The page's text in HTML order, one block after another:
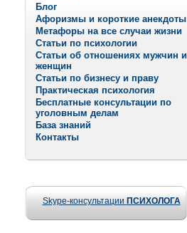
Блог
Афоризмы и короткие анекдоты
Метафоры на все случаи жизни
Статьи по психологии
Статьи об отношениях мужчин и
женщин
Статьи по бизнесу и праву
Практическая психология
Бесплатные консультации по
уголовным делам
База знаний
Контакты
Skype-консультации ПСИХОЛОГА